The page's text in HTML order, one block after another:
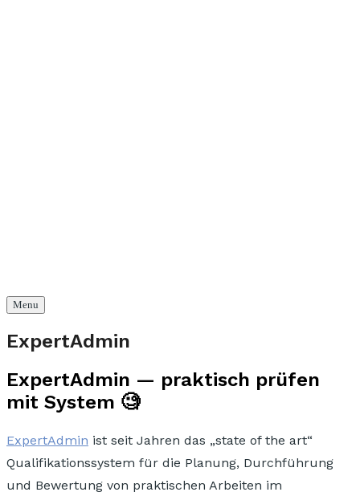
Menu
ExpertAdmin
ExpertAdmin — praktisch prüfen
mit System 🧐
ExpertAdmin ist seit Jahren das „state of the art“
Qualifikationssystem für die Planung, Durchführung
und Bewertung von praktischen Arbeiten im